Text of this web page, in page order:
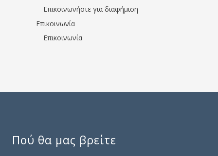
Επικοινωνήστε για διαφήμιση
Επικοινωνία
Επικοινωνία
Πού θα μας βρείτε